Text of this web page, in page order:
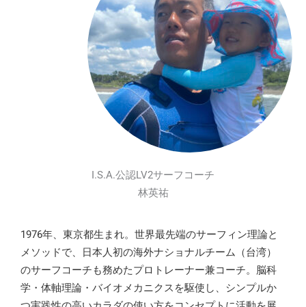
I.S.A.公認LV2サーフコーチ
林英祐
1976年、東京都生まれ。世界最先端のサーフィン理論と
メソッドで、日本人初の海外ナショナルチーム（台湾）
のサーフコーチも務めたプロトレーナー兼コーチ。脳科
学・体軸理論・バイオメカニクスを駆使し、シンプルか